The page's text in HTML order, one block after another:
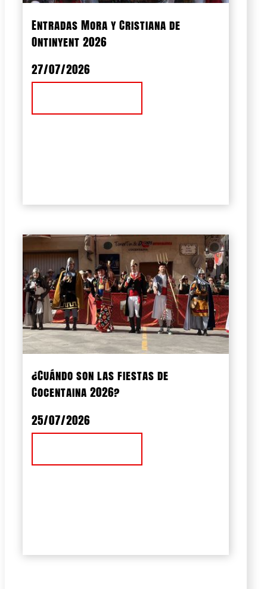
Entradas Mora y Cristiana de
Ontinyent 2026
27/07/2026
¿Cuándo son las fiestas de
Cocentaina 2026?
25/07/2026